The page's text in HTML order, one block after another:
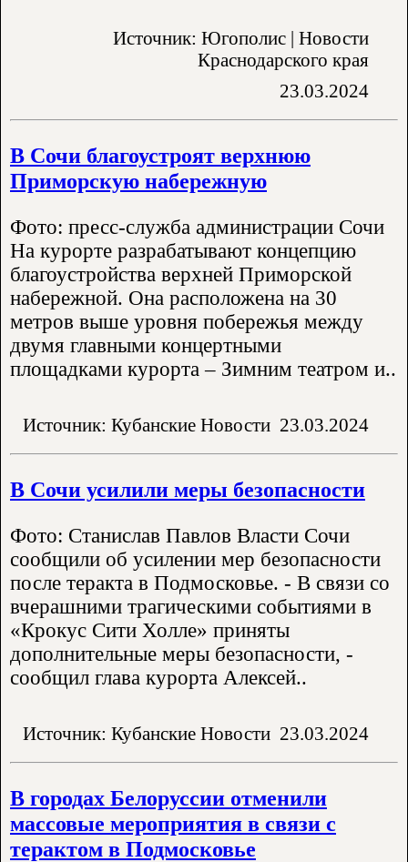
Источник: Югополис | Новости
Краснодарского края
23.03.2024
В Сочи благоустроят верхнюю
Приморскую набережную
Фото: пресс-служба администрации Сочи
На курорте разрабатывают концепцию
благоустройства верхней Приморской
набережной. Она расположена на 30
метров выше уровня побережья между
двумя главными концертными
площадками курорта – Зимним театром и..
Источник: Кубанские Новости 23.03.2024
В Сочи усилили меры безопасности
Фото: Станислав Павлов Власти Сочи
сообщили об усилении мер безопасности
после теракта в Подмосковье. - В связи со
вчерашними трагическими событиями в
«Крокус Сити Холле» приняты
дополнительные меры безопасности, -
сообщил глава курорта Алексей..
Источник: Кубанские Новости 23.03.2024
В городах Белоруссии отменили
массовые мероприятия в связи с
терактом в Подмосковье